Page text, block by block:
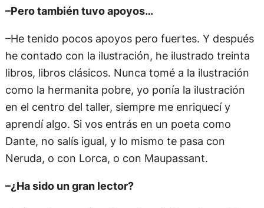
–Pero también tuvo apoyos…
–He tenido pocos apoyos pero fuertes. Y después
he contado con la ilustración, he ilustrado treinta
libros, libros clásicos. Nunca tomé a la ilustración
como la hermanita pobre, yo ponía la ilustración
en el centro del taller, siempre me enriquecí y
aprendí algo. Si vos entrás en un poeta como
Dante, no salís igual, y lo mismo te pasa con
Neruda, o con Lorca, o con Maupassant.
–¿Ha sido un gran lector?